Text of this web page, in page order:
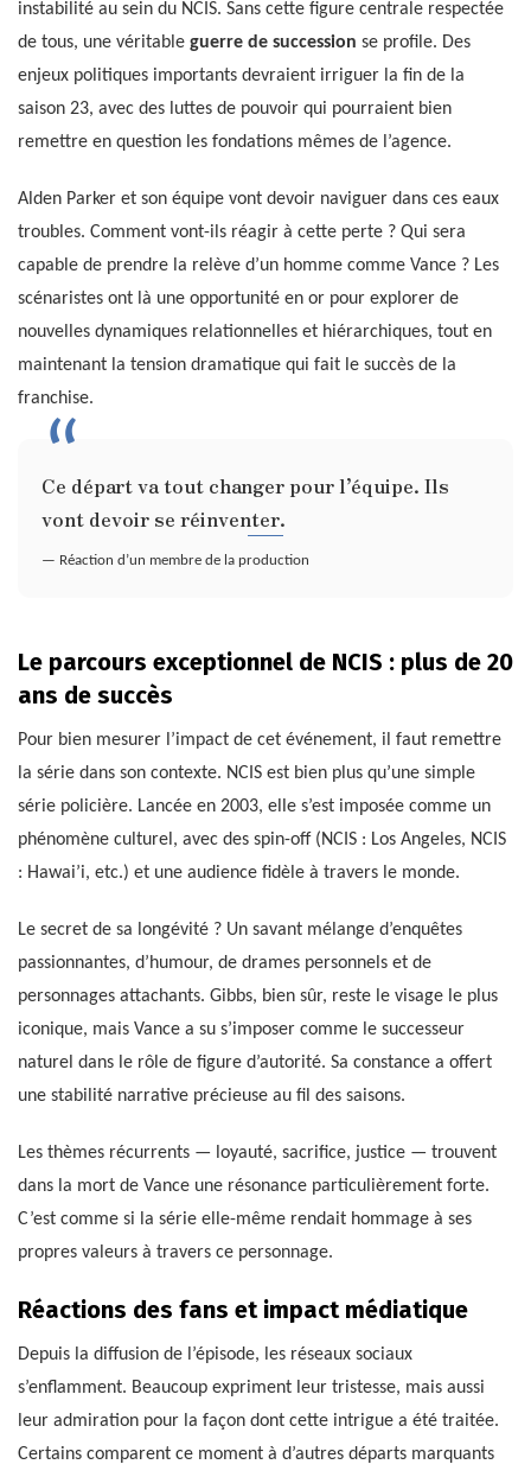
instabilité au sein du NCIS. Sans cette figure centrale respectée
de tous, une véritable guerre de succession se profile. Des
enjeux politiques importants devraient irriguer la fin de la
saison 23, avec des luttes de pouvoir qui pourraient bien
remettre en question les fondations mêmes de l’agence.
Alden Parker et son équipe vont devoir naviguer dans ces eaux
troubles. Comment vont-ils réagir à cette perte ? Qui sera
capable de prendre la relève d’un homme comme Vance ? Les
scénaristes ont là une opportunité en or pour explorer de
nouvelles dynamiques relationnelles et hiérarchiques, tout en
maintenant la tension dramatique qui fait le succès de la
franchise.
Ce départ va tout changer pour l’équipe. Ils
vont devoir se réinventer.
— Réaction d’un membre de la production
Le parcours exceptionnel de NCIS : plus de 20
ans de succès
Pour bien mesurer l’impact de cet événement, il faut remettre
la série dans son contexte. NCIS est bien plus qu’une simple
série policière. Lancée en 2003, elle s’est imposée comme un
phénomène culturel, avec des spin-off (NCIS : Los Angeles, NCIS
: Hawai’i, etc.) et une audience fidèle à travers le monde.
Le secret de sa longévité ? Un savant mélange d’enquêtes
passionnantes, d’humour, de drames personnels et de
personnages attachants. Gibbs, bien sûr, reste le visage le plus
iconique, mais Vance a su s’imposer comme le successeur
naturel dans le rôle de figure d’autorité. Sa constance a offert
une stabilité narrative précieuse au fil des saisons.
Les thèmes récurrents — loyauté, sacrifice, justice — trouvent
dans la mort de Vance une résonance particulièrement forte.
C’est comme si la série elle-même rendait hommage à ses
propres valeurs à travers ce personnage.
Réactions des fans et impact médiatique
Depuis la diffusion de l’épisode, les réseaux sociaux
s’enflamment. Beaucoup expriment leur tristesse, mais aussi
leur admiration pour la façon dont cette intrigue a été traitée.
Certains comparent ce moment à d’autres départs marquants